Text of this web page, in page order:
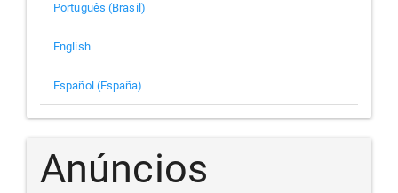
Português (Brasil)
English
Español (España)
Anúncios